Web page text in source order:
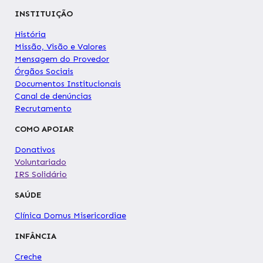
INSTITUIÇÃO
História
Missão, Visão e Valores
Mensagem do Provedor
Órgãos Sociais
Documentos Institucionais
Canal de denúncias
Recrutamento
COMO APOIAR
Donativos
Voluntariado
IRS Solidário
SAÚDE
Clínica Domus Misericordiae
INFÂNCIA
Creche